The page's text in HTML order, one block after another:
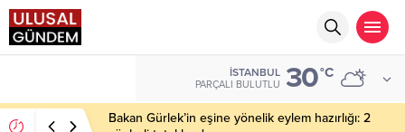
İSTANBUL
PARÇALI BULUTLU 30°C
Bakan Gürlek’in eşine yönelik eylem hazırlığı: 2